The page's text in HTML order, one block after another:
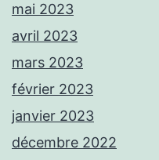
mai 2023
avril 2023
mars 2023
février 2023
janvier 2023
décembre 2022